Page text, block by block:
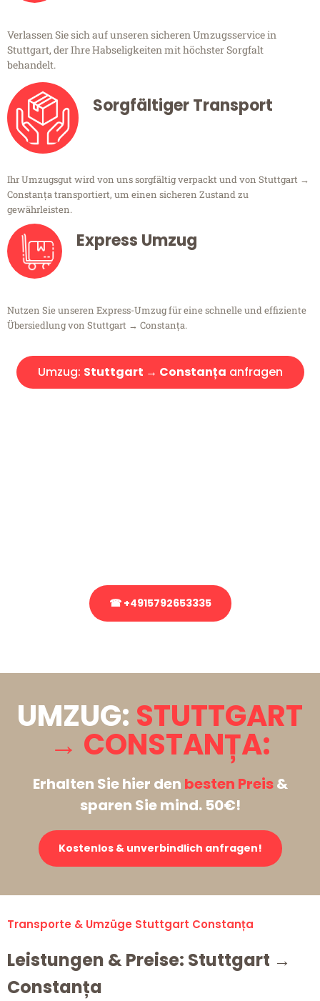
Verlassen Sie sich auf unseren sicheren Umzugsservice in
Stuttgart, der Ihre Habseligkeiten mit höchster Sorgfalt
behandelt.
Sorgfältiger Transport
Ihr Umzugsgut wird von uns sorgfältig verpackt und von Stuttgart →
Constanța transportiert, um einen sicheren Zustand zu
gewährleisten.
Express Umzug
Nutzen Sie unseren Express-Umzug für eine schnelle und effiziente
Übersiedlung von Stuttgart → Constanța.
Umzug: Stuttgart → Constanța anfragen
☎ +4915792653335
UMZUG: STUTTGART
→ CONSTANȚA:
Erhalten Sie hier den besten Preis&
sparen Sie mind. 50€!
Kostenlos & unverbindlich anfragen!
Transporte & Umzüge Stuttgart Constanța
Leistungen & Preise: Stuttgart →
Constanța